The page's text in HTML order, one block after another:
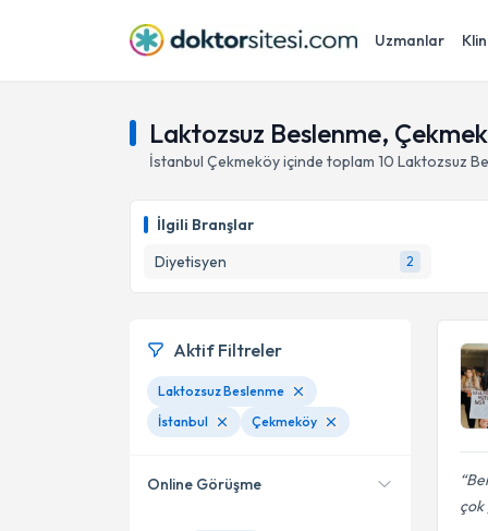
Uzmanlar
Laktozsuz Beslenme,
İstanbul Çekmeköyiçinde toplam 10 Laktozsuz
İlgili Branşlar
Diyetisyen
2
çok
Aktif Filtreler
Laktozsuz Beslenme
İstanbul
Çekmeköy
Online Görüşme